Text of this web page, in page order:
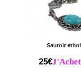
Sautoir
25€